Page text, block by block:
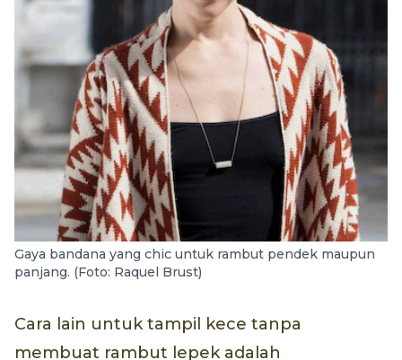
Gaya bandana yang chic untuk rambut pendek maupun
panjang. (Foto: Raquel Brust)
Cara lain untuk tampil kece tanpa
membuat rambut lepek adalah